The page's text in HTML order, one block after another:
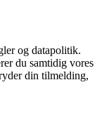
og datapolitik.
du samtidig vores
din tilmelding,